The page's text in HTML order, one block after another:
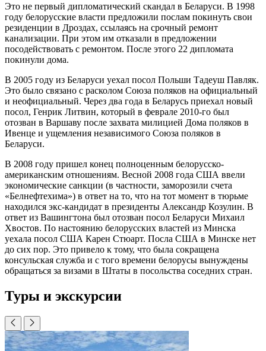
Это не первый дипломатический скандал в Беларуси. В 1998
году белорусские власти предложили послам покинуть свои
резиденции в Дроздах, ссылаясь на срочный ремонт
канализации. При этом им отказали в предложении
посодействовать с ремонтом. После этого 22 дипломата
покинули дома.
В 2005 году из Беларуси уехал посол Польши Тадеуш Павляк.
Это было связано с расколом Союза поляков на официальный
и неофициальный. Через два года в Беларусь приехал новый
посол, Генрик Литвин, который в феврале 2010-го был
отозван в Варшаву после захвата милицией Дома поляков в
Ивенце и ущемления независимого Союза поляков в
Беларуси.
В 2008 году пришел конец полноценным белорусско-
американским отношениям. Весной 2008 года США ввели
экономические санкции (в частности, заморозили счета
«Белнефтехима») в ответ на то, что на тот момент в тюрьме
находился экс-кандидат в президенты Александр Козулин. В
ответ из Вашингтона был отозван посол Беларуси Михаил
Хвостов. По настоянию белорусских властей из Минска
уехала посол США Карен Стюарт. Посла США в Минске нет
до сих пор. Это привело к тому, что была сокращена
консульская служба и с того времени белорусы вынуждены
обращаться за визами в Штаты в посольства соседних стран.
Туры и экскурсии